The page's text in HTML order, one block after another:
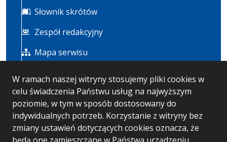
W ramach naszej witryny stosujemy pliki cookies w
celu świadczenia Państwu usług na najwyższym
poziomie, w tym w sposób dostosowany do
indywidualnych potrzeb. Korzystanie z witryny bez
zmiany ustawień dotyczących cookies oznacza, że
Słownik skrótów
Zespół redakcyjny
Mapa serwisu
Statystyka i dane osobowe
Statystyki oglądalności
Polityka prywatności